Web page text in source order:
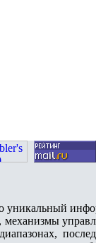
уникальный
механизмы